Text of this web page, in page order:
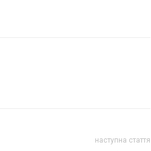
наступна стаття